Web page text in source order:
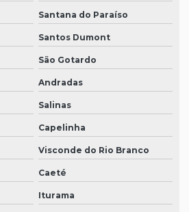
Santana do Paraíso
Santos Dumont
São Gotardo
Andradas
Salinas
Capelinha
Visconde do Rio Branco
Caeté
Iturama